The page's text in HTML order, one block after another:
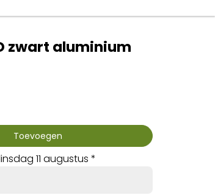
zwart aluminium
Toevoegen
11 augustus *